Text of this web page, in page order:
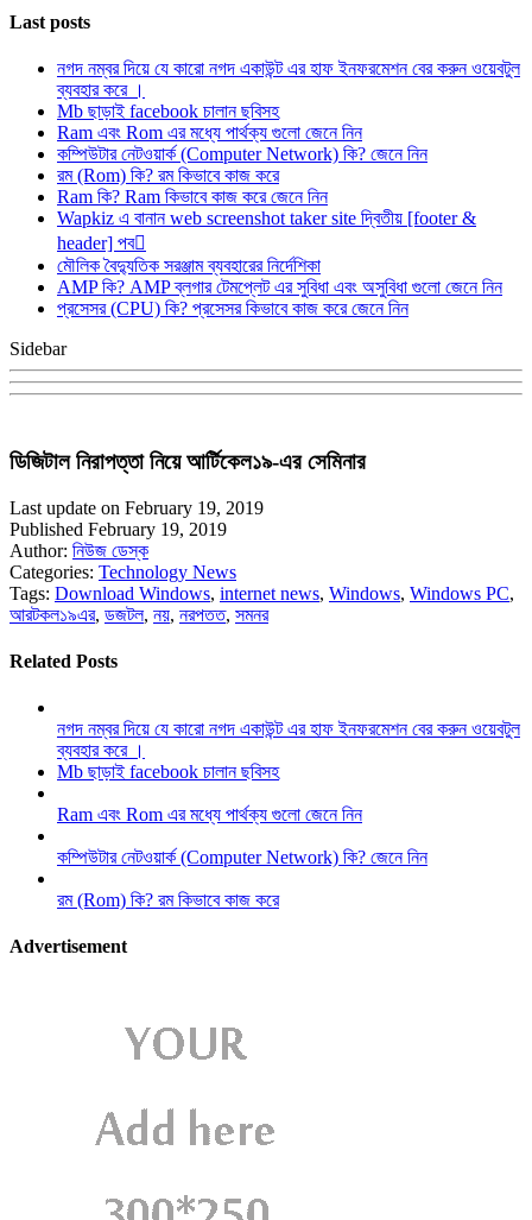
Last posts
নগদ নম্বর দিয়ে যে কারো নগদ একাউন্ট এর হাফ ইনফরমেশন বের করুন ওয়েবটুল
ব্যবহার করে ।
Mb ছাড়াই facebook চালান ছবিসহ
Ram এবং Rom এর মধ্যে পার্থক্য গুলো জেনে নিন
কম্পিউটার নেটওয়ার্ক (Computer Network) কি? জেনে নিন
রম (Rom) কি? রম কিভাবে কাজ করে
Ram কি? Ram কিভাবে কাজ করে জেনে নিন
Wapkiz এ বানান web screenshot taker site দ্বিতীয় [footer &
header] পব
মৌলিক বৈদ্যুতিক সরঞ্জাম ব্যবহারের নির্দেশিকা
AMP কি? AMP ব্লগার টেমপ্লেট এর সুবিধা এবং অসুবিধা গুলো জেনে নিন
প্রসেসর (CPU) কি? প্রসেসর কিভাবে কাজ করে জেনে নিন
Sidebar
ডিজিটাল নিরাপত্তা নিয়ে আর্টিকেল১৯-এর সেমিনার
Last update on February 19, 2019
Published February 19, 2019
Author: নিউজ ডেস্ক
Categories: Technology News
Tags: Download Windows, internet news, Windows, Windows PC,
আরটকল১৯এর, ডজটল, নয়, নরপতত, সমনর
Related Posts
নগদ নম্বর দিয়ে যে কারো নগদ একাউন্ট এর হাফ ইনফরমেশন বের করুন ওয়েবটুল
ব্যবহার করে ।
Mb ছাড়াই facebook চালান ছবিসহ
Ram এবং Rom এর মধ্যে পার্থক্য গুলো জেনে নিন
কম্পিউটার নেটওয়ার্ক (Computer Network) কি? জেনে নিন
রম (Rom) কি? রম কিভাবে কাজ করে
Advertisement